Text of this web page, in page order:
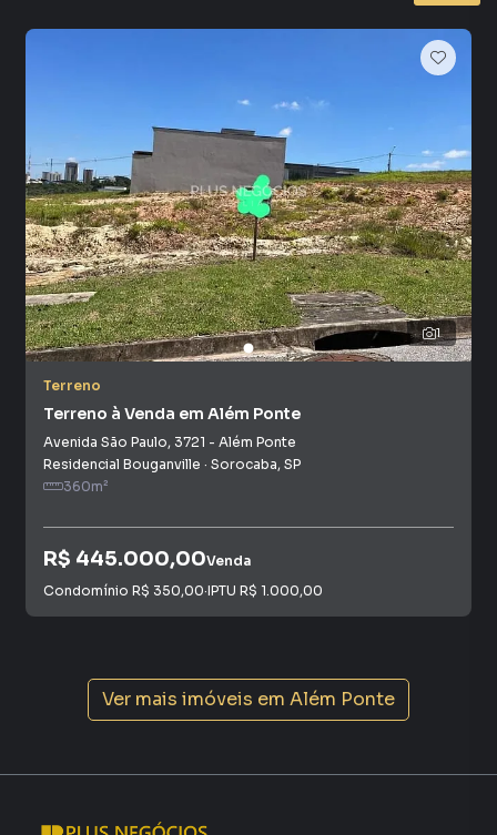
consequência uma maior chance de vender ou alugar seu
imóvel mais rápido. Contamos também com um time de
programadores, corretores treinados e uma central de
atendimento preparada para atender proprietários e
1
Terreno
Terreno à Venda em Além Ponte
Avenida São Paulo, 3721 - Além Ponte
Residencial Bouganville · Sorocaba, SP
360m²
R$ 445.000,00Venda
Condomínio R$ 350,00·IPTU R$ 1.000,00
Ver mais imóveis em Além Ponte